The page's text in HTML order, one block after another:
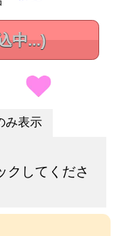
中...)
み表示
クしてくださ